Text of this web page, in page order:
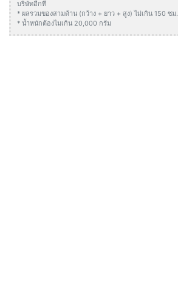
บริษัทอีกที
* ผลรวมของสามด้าน (กว้าง + ยาว + สูง) ไม่เกิน 150 ซม.
* น้ำหนักต้องไมเกิน 20,000 กรัม